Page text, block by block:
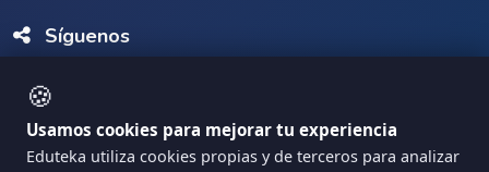
🍪
Usamos cookies para mejorar tu experiencia
Eduteka utiliza cookies propias y de terceros para analizar
Síguenos